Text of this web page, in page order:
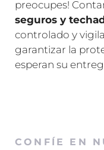
preocupes!
seguros y
controlado y
garantizar la
esperan su
CONFÍE EN